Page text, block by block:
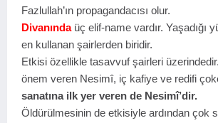
Fazlullah’ın propagandacısı olur.
Divanında üç elif-name vardır. Yaşadığı
en kullanan şairlerden biridir.
Etkisi özellikle tasavvuf şairleri
önem veren Nesimî, iç kafiye ve redifi
sanatına ilk yer veren de Nesimî’dir.
Öldürülmesinin de etkisiyle ardından çok